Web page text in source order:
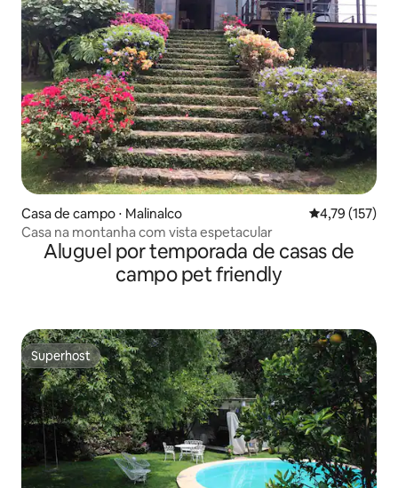
Casa de campo ⋅ Malinalco 4,79 de uma
4,79 (157)
Casa na montanha com vista espetacular
Aluguel por temporada de casas de
campo pet friendly
Superhost
Superhost